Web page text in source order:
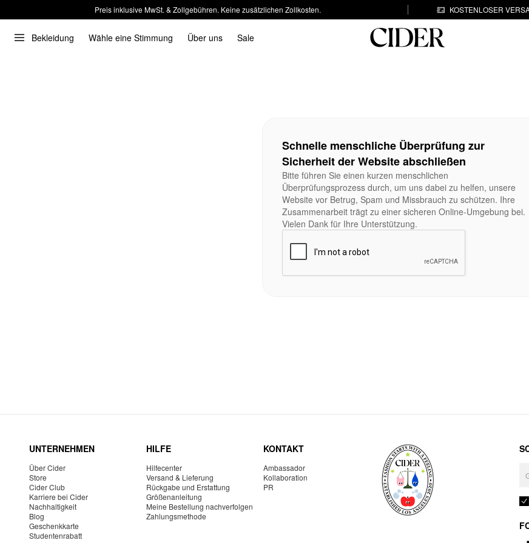
Preis inklusive MwSt. & Zollgebühren. Keine zusätzlichen Zollkosten. KOSTENLOSER
Bekleidung Wähle eine Stimmung Über uns Sale
Schnelle menschliche Überprüfung zur
Sicherheit der Website abschließen
Bitte führen Sie einen kurzen menschlichen
Überprüfungsprozess durch, um uns dabei zu helfen, unsere
Website vor Betrug, Spam und Missbrauch zu schützen. Ihre
Zusammenarbeit trägt zu einer sicheren Online-Umgebung bei.
Vielen Dank für Ihre Unterstützung.
UNTERNEHMEN
Über Cider
Store
Cider Club
Karriere bei Cider
Nachhaltigkeit
Blog
Geschenkkarte
Studentenrabatt
HILFE
Hilfecenter
Versand & Lieferung
Rückgabe und Erstattung
Größenanleitung
Meine Bestellung nachverfolgen
Zahlungsmethode
KONTAKT
Ambassador
Kollaboration
PR